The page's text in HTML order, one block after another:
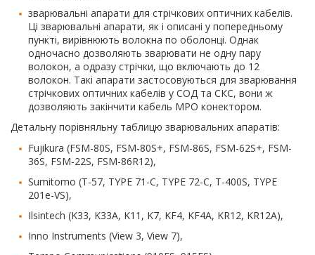
зварювальні апарати для стрічкових оптичних кабелів.
Ці зварювальні апарати, як і описані у попередньому
пункті, вирівнюють волокна по оболонці. Однак
одночасно дозволяють зварювати не одну пару
волокон, а одразу стрічки, що включають до 12
волокон. Такі апарати застосовуються для зварювання
стрічкових оптичних кабелів у СОД та СКС, вони ж
дозволяють закінчити кабель MPO конектором.
Детальну порівняльну таблицю зварювальних апаратів:
Fujikura (FSM-80S, FSM-80S+, FSM-86S, FSM-62S+, FSM-
36S, FSM-22S, FSM-86R12),
Sumitomo (T-57, TYPE 71-C, TYPE 72-C, T-400S, TYPE
201e-VS),
Ilsintech (K33, K33A, K11, K7, KF4, KF4A, KR12, KR12A),
Inno Instruments (View 3, View 7),